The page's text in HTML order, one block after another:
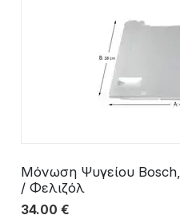
Μόνωση Ψυγείου
/ Φελιζόλ
34.00 €